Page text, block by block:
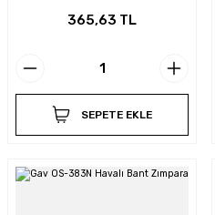
365,63 TL
SEPETE EKLE